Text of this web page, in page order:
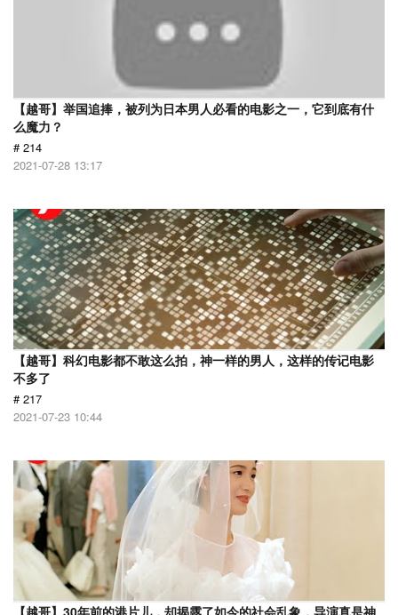
【越哥】举国追捧，被列为日本男人必看的电影之一，它到底有什
么魔力？
# 214
2021-07-28 13:17
【越哥】科幻电影都不敢这么拍，神一样的男人，这样的传记电影
不多了
# 217
2021-07-23 10:44
【越哥】30年前的港片儿，却揭露了如今的社会乱象，导演真是神